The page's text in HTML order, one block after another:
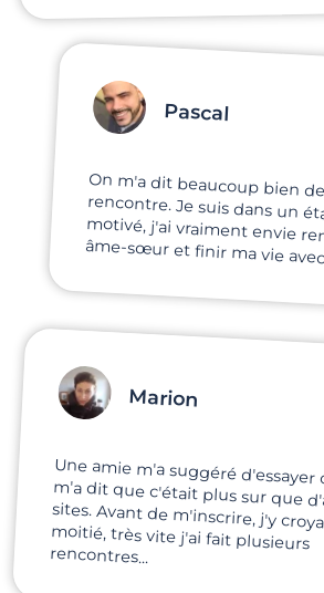
Pascal
On m'a dit beaucoup bien
rencontre. Je suis dans un
motivé, j'ai vraiment envie
âme-sœur et finir ma vie
Marion
Une amie m'a suggéré d'essayer
m'a dit que c'était plus sur que
sites. Avant de m'inscrire, j'y
moitié, très vite j'ai fait
rencontres...